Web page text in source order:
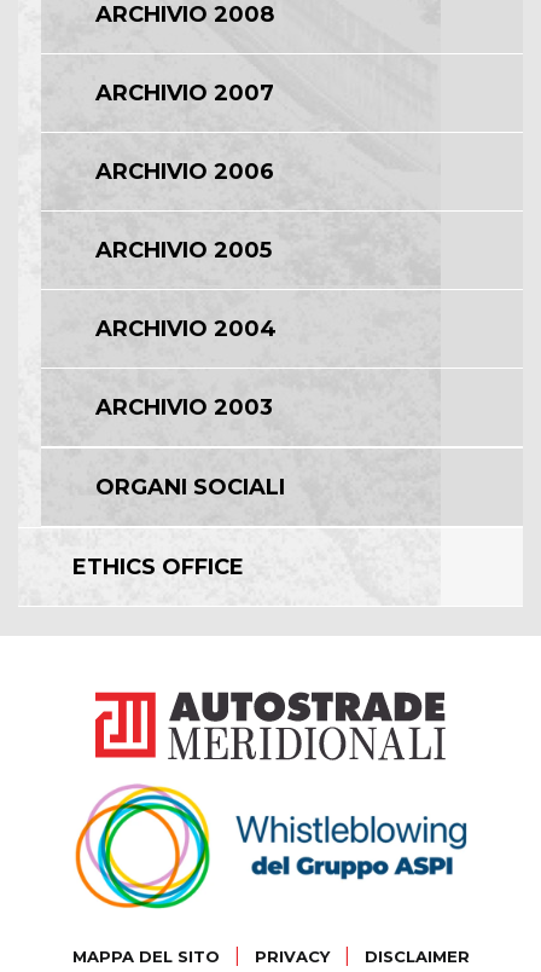
ARCHIVIO 2008
ARCHIVIO 2007
ARCHIVIO 2006
ARCHIVIO 2005
ARCHIVIO 2004
ARCHIVIO 2003
ORGANI SOCIALI
ETHICS OFFICE
MAPPA DEL SITO PRIVACY DISCLAIMER